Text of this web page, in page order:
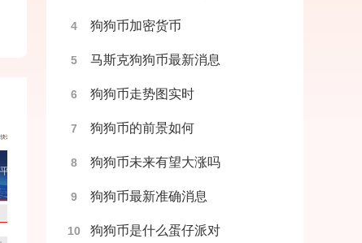
4 狗狗币加密货币
5 马斯克狗狗币最新消息
6 狗狗币走势图实时
7 狗狗币的前景如何
8 狗狗币未来有望大涨吗
9 狗狗币最新准确消息
10 狗狗币是什么蛋仔派对